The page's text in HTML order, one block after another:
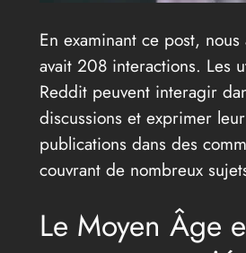
En examinant ce post, nous
avait 208 interactions. Les
Reddit peuvent interagir
discussions et exprimer
publications dans des
couvrant de nombreux
Le Moyen Âge